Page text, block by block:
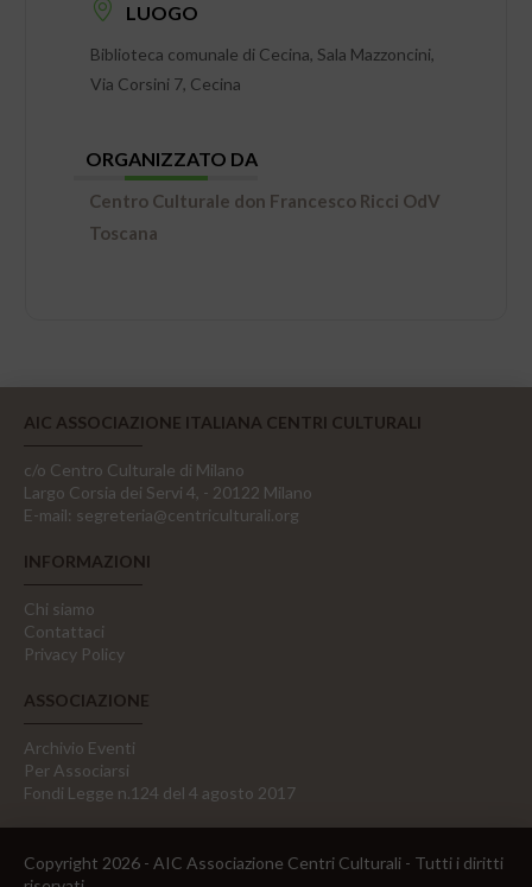
LUOGO
Biblioteca comunale di Cecina, Sala Mazzoncini,
Via Corsini 7, Cecina
ORGANIZZATO DA
Centro Culturale don Francesco Ricci OdV
Toscana
AIC ASSOCIAZIONE ITALIANA CENTRI CULTURALI
c/o Centro Culturale di Milano
Largo Corsia dei Servi 4, - 20122 Milano
E-mail: segreteria@centriculturali.org
INFORMAZIONI
Chi siamo
Contattaci
Privacy Policy
ASSOCIAZIONE
Archivio Eventi
Per Associarsi
Fondi Legge n.124 del 4 agosto 2017
Copyright 2026 - AIC Associazione Centri Culturali - Tutti i diritti